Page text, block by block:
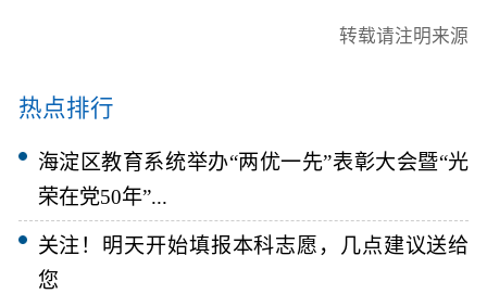
转载请注明来源
热点排行
海淀区教育系统举办“两优一先”表彰大会暨“光
荣在党50年”...
关注！明天开始填报本科志愿，几点建议送给
您